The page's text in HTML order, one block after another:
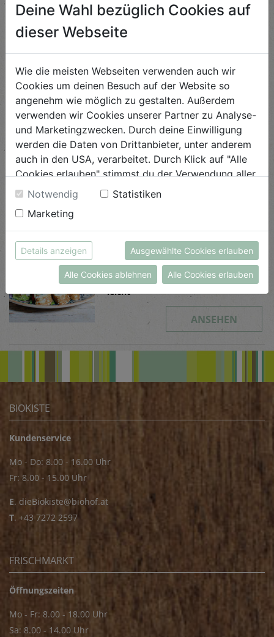
Blaukrautspalten
Schwierigkeit
ANSEHEN
Herbstliche Polentapizza
mit Feigen
Schwierigkeit
leicht
Crêpes mit Melanzani und
Feta
Schwierigkeit
leicht
ANSEHEN
BIOKISTE
Kundenservice
Mo - Do: 8.00 - 16.00 Uhr
Fr: 8.00 - 15.00 Uhr
E. dieBiokiste@biohof.at
T. +43 7272 2597
FRISCHMARKT
Öffnungszeiten
Mo - Fr: 8.00 - 18.00 Uhr
Sa: 8.00 - 14.00 Uhr
Deine Wahl bezüglich Cookies auf
dieser Webseite
Wie die meisten Webseiten verwenden auch wir
Cookies um deinen Besuch auf der Website so
angenehm wie möglich zu gestalten. Außerdem
verwenden wir Cookies unserer Partner zu Analyse-
und Marketingzwecken. Durch deine Einwilligung
werden die Daten von Drittanbieter, unter anderem
auch in den USA, verarbeitet. Durch Klick auf "Alle
Cookies erlauben" stimmst du der Verwendung aller
Cookies zu. Unter "Details anzeigen" findest du alle
Infos zu den unterschiedlichen Cookies, du kannst
auch entscheiden, welche Cookies du erlauben
möchtest.
Weitere Informationen findest du in unserer
Datenschutzerklärung
bzw. imImpressum
Notwendig
Statistiken
Marketing
Details anzeigen Ausgewählte Cookies erlauben
Alle Cookies ablehnen Alle Cookies erlauben